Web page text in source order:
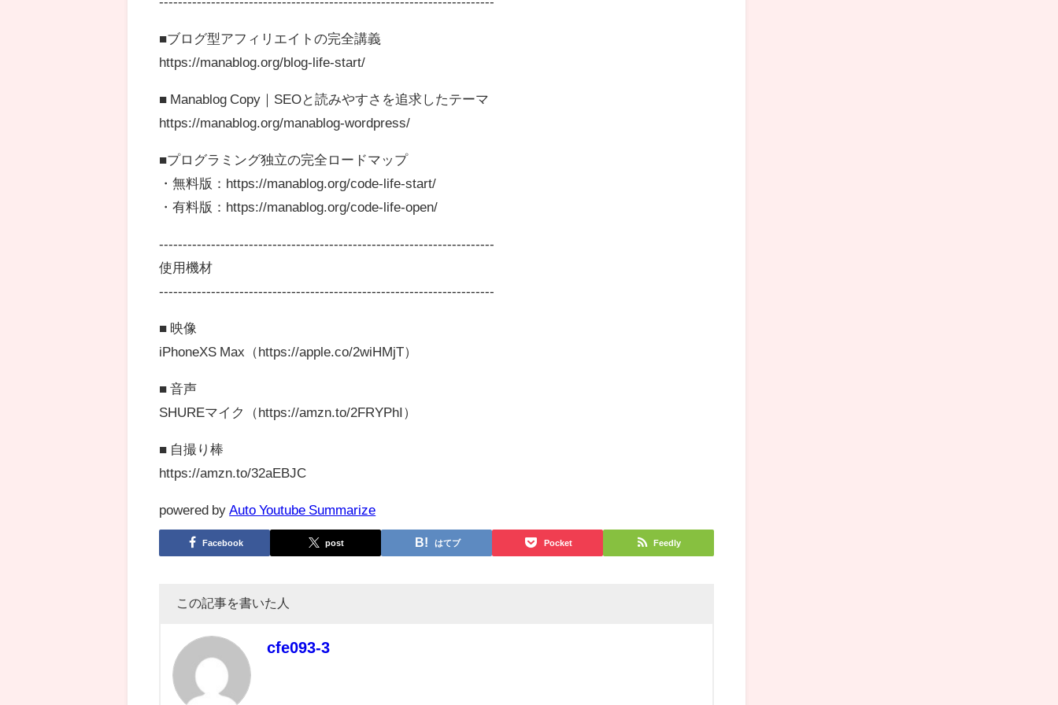
■ブログ型アフィリエイトの完全講義
https://manablog.org/blog-life-start/
■ Manablog Copy｜SEOと読みやすさを追求したテーマ
https://manablog.org/manablog-wordpress/
■プログラミング独立の完全ロードマップ
・無料版：https://manablog.org/code-life-start/
・有料版：https://manablog.org/code-life-open/
-----------------------------------------------------------------------
使用機材
-----------------------------------------------------------------------
■ 映像
iPhoneXS Max（https://apple.co/2wiHMjT）
■ 音声
SHUREマイク（https://amzn.to/2FRYPhI）
■ 自撮り棒
https://amzn.to/32aEBJC
powered by Auto Youtube Summarize
Facebook post はてブ Pocket Feedly
この記事を書いた人
cfe093-3